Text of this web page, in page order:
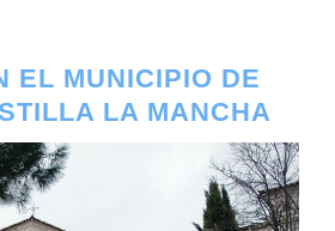
EL MUNICIPIO DE
LA MANCHA